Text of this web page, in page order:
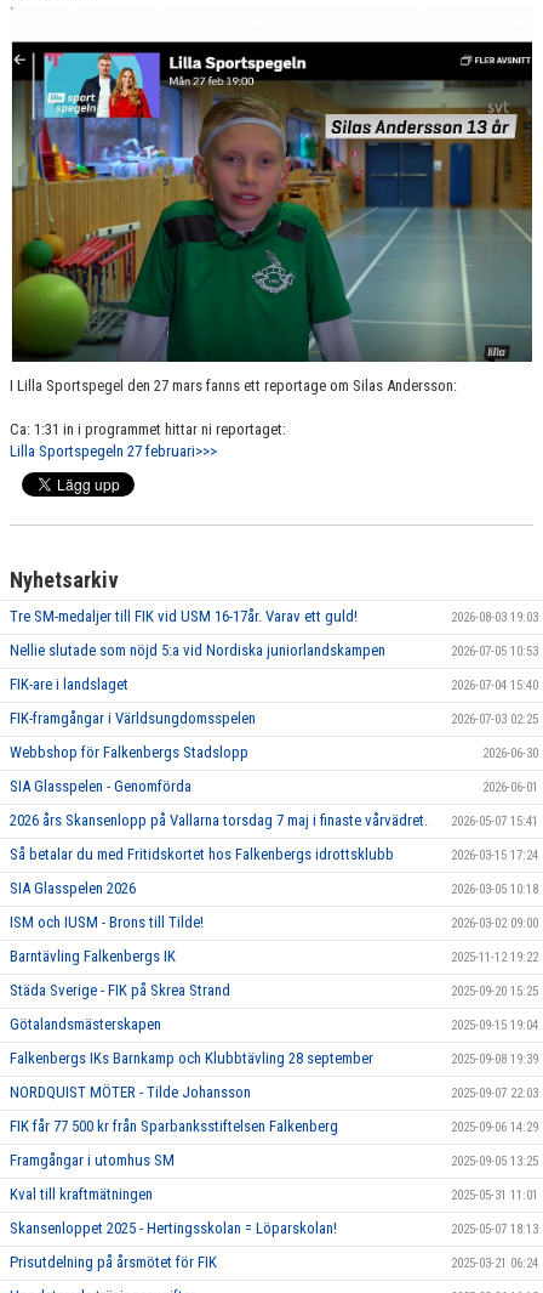
FIK-KLÄDER
IDROTTONLINE
I Lilla Sportspegel den 27 mars fanns ett reportage om Silas Andersson:
Ca: 1:31 in i programmet hittar ni reportaget:
Lilla Sportspegeln 27 februari>>>
Nyhetsarkiv
Tre SM-medaljer till FIK vid USM 16-17år. Varav ett guld! 2026-08-03 19:03
Nellie slutade som nöjd 5:a vid Nordiska juniorlandskampen 2026-07-05 10:53
FIK-are i landslaget 2026-07-04 15:40
FIK-framgångar i Världsungdomsspelen 2026-07-03 02:25
Webbshop för Falkenbergs Stadslopp 2026-06-30
SIA Glasspelen - Genomförda 2026-06-01
2026 års Skansenlopp på Vallarna torsdag 7 maj i finaste vårvädret. 2026-05-07 15:41
Så betalar du med Fritidskortet hos Falkenbergs idrottsklubb 2026-03-15 17:24
SIA Glasspelen 2026 2026-03-05 10:18
ISM och IUSM - Brons till Tilde! 2026-03-02 09:00
Barntävling Falkenbergs IK 2025-11-12 19:22
Städa Sverige - FIK på Skrea Strand 2025-09-20 15:25
Götalandsmästerskapen 2025-09-15 19:04
Falkenbergs IKs Barnkamp och Klubbtävling 28 september 2025-09-08 19:39
NORDQUIST MÖTER - Tilde Johansson 2025-09-07 22:03
FIK får 77 500 kr från Sparbanksstiftelsen Falkenberg 2025-09-06 14:29
Framgångar i utomhus SM 2025-09-05 13:25
Kval till kraftmätningen 2025-05-31 11:01
Skansenloppet 2025 - Hertingsskolan = Löparskolan! 2025-05-07 18:13
Prisutdelning på årsmötet för FIK 2025-03-21 06:24